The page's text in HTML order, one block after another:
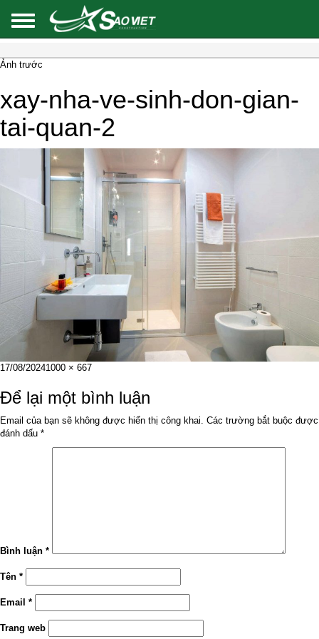
Ảnh trước
xay-nha-ve-sinh-don-gian-
tai-quan-2
Đăng
ngày
17/08/2024Kích
đầy
đủ
1000 × 667
Để lại một bình luận
Email của bạn sẽ không được hiển thị công khai. Các trường bắt buộc được
đánh dấu *
Bình luận *
Tên *
Email *
Trang web